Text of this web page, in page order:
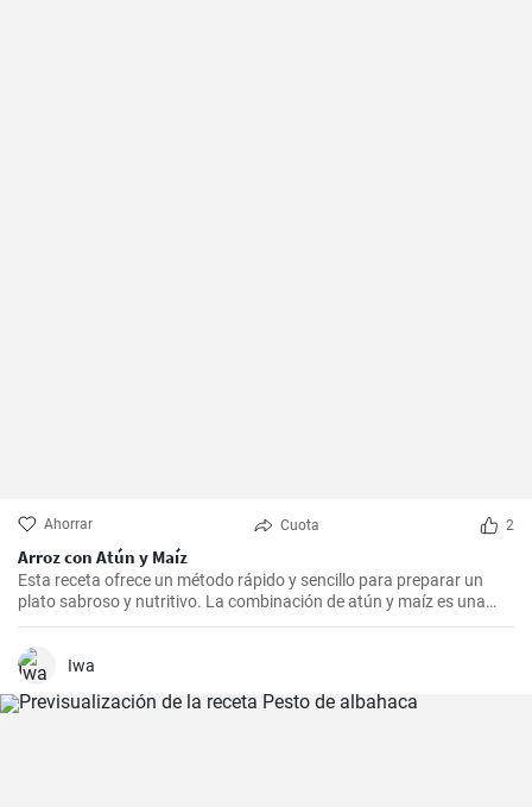
Ahorrar Cuota 2
Arroz con Atún y Maíz
Esta receta ofrece un método rápido y sencillo para preparar un
plato sabroso y nutritivo. La combinación de atún y maíz es una
excelente manera de agregar algo de proteína y color a nuestra
dieta diaria.
Iwa